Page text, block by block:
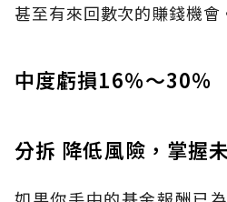
甚至有來回數次的賺錢機會
中度虧損16％～30％
分拆 降低風險，掌握